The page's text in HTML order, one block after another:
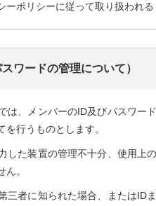
ーポリシーに従って取り扱われ
ワードの管理について）
は、メンバーのID及びパスワー
行うものとします。
した装置の管理不十分、使用上
。
三者に知られた場合、または